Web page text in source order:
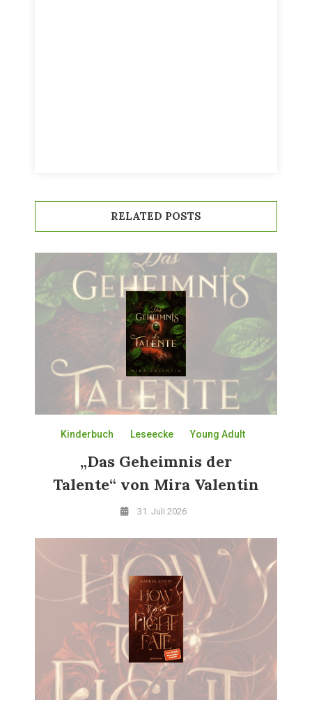
RELATED POSTS
Kinderbuch Leseecke Young Adult
„Das Geheimnis der
Talente“ von Mira Valentin
31. Juli 2026